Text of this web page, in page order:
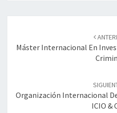
entradas
Máster Internacional En
Organización Internacional
ICIO &